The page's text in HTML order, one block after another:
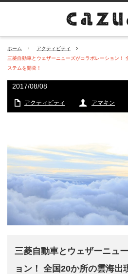
ホーム
アクティビティ
三菱自動車とウェザーニューズがコラボレーション！
ステムを開発！
2017/08/08
アクティビティ アマキン
三菱自動車とウェザーニュ
ョン！ 全国20か所の雲海出